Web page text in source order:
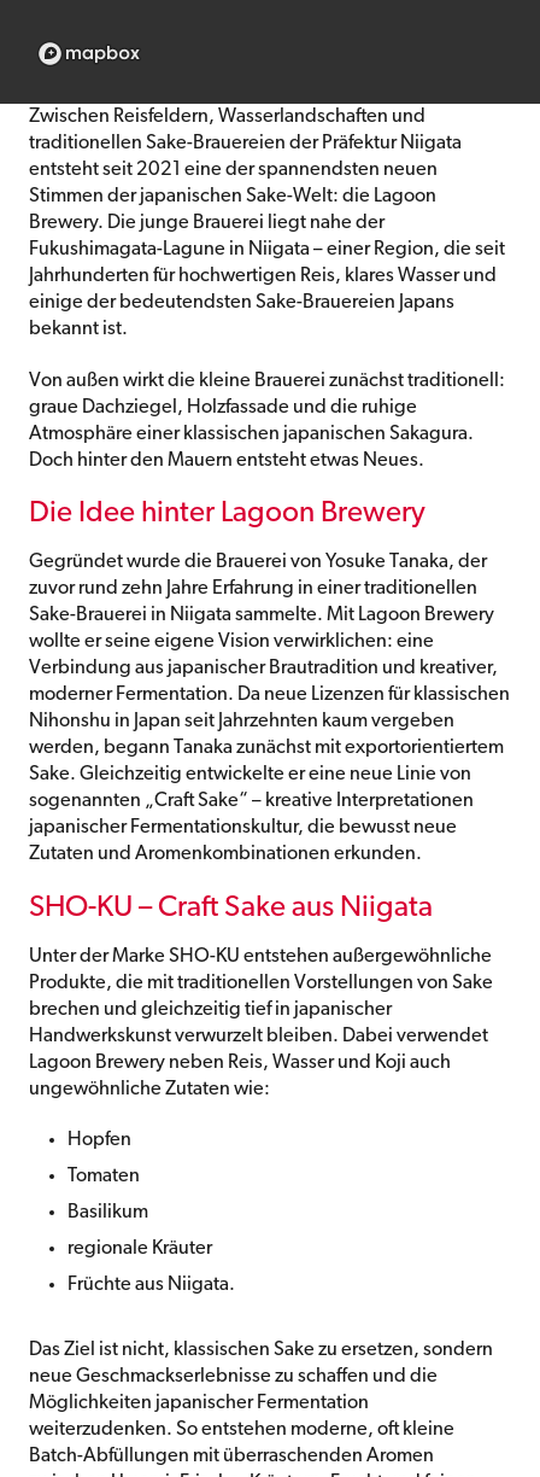
Zwischen Reisfeldern, Wasserlandschaften und
traditionellen Sake-Brauereien der Präfektur Niigata
entsteht seit 2021 eine der spannendsten neuen
Stimmen der japanischen Sake-Welt: die Lagoon
Brewery. Die junge Brauerei liegt nahe der
Fukushimagata-Lagune in Niigata – einer Region, die seit
Jahrhunderten für hochwertigen Reis, klares Wasser und
einige der bedeutendsten Sake-Brauereien Japans
bekannt ist.
Von außen wirkt die kleine Brauerei zunächst traditionell:
graue Dachziegel, Holzfassade und die ruhige
Atmosphäre einer klassischen japanischen Sakagura.
Doch hinter den Mauern entsteht etwas Neues.
Die Idee hinter Lagoon Brewery
Gegründet wurde die Brauerei von Yosuke Tanaka, der
zuvor rund zehn Jahre Erfahrung in einer traditionellen
Sake-Brauerei in Niigata sammelte. Mit Lagoon Brewery
wollte er seine eigene Vision verwirklichen: eine
Verbindung aus japanischer Brautradition und kreativer,
moderner Fermentation. Da neue Lizenzen für klassischen
Nihonshu in Japan seit Jahrzehnten kaum vergeben
werden, begann Tanaka zunächst mit exportorientiertem
Sake. Gleichzeitig entwickelte er eine neue Linie von
sogenannten „Craft Sake“ – kreative Interpretationen
japanischer Fermentationskultur, die bewusst neue
Zutaten und Aromenkombinationen erkunden.
SHO-KU – Craft Sake aus Niigata
Unter der Marke SHO-KU entstehen außergewöhnliche
Produkte, die mit traditionellen Vorstellungen von Sake
brechen und gleichzeitig tief in japanischer
Handwerkskunst verwurzelt bleiben. Dabei verwendet
Lagoon Brewery neben Reis, Wasser und Koji auch
ungewöhnliche Zutaten wie:
Hopfen
Tomaten
Basilikum
regionale Kräuter
Früchte aus Niigata.
Das Ziel ist nicht, klassischen Sake zu ersetzen, sondern
neue Geschmackserlebnisse zu schaffen und die
Möglichkeiten japanischer Fermentation
weiterzudenken. So entstehen moderne, oft kleine
Batch-Abfüllungen mit überraschenden Aromen